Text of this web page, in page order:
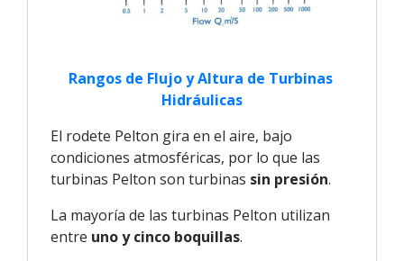
Rangos de Flujo y Altura de Turbinas
Hidráulicas
El rodete Pelton gira en el aire, bajo
condiciones atmosféricas, por lo que las
turbinas Pelton son turbinas sin presión.
La mayoría de las turbinas Pelton utilizan
entre uno y cinco boquillas.